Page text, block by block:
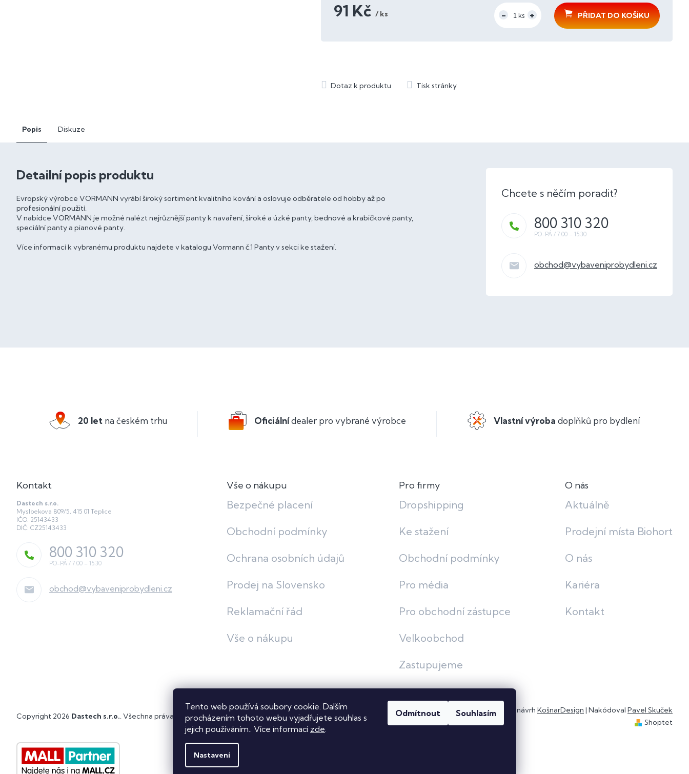
Tento web používá soubory cookie. Dalším
procházením tohoto webu vyjadřujete souhlas s
jejich používáním.. Více informací zde.
Nastavení
Odmítnout Souhlasím
91 Kč / ks
PŘIDAT DO KOŠÍKU
Popis Diskuze
Detailní popis produktu
Evropský výrobce VORMANN vyrábí široký sortiment kvalitního kování a oslovuje odběratele od hobby až po
profesionální použití.
V nabídce VORMANN je možné nalézt nejrůznější panty k navaření, široké a úzké panty, bednové a krabičkové panty,
speciální panty a pianové panty.
Více informací k vybranému produktu najdete v katalogu Vormann č.1 Panty v sekci ke stažení.
obchod@vybaveniprobydleni.cz
800 310 320
20 let na českém trhu Oficiálnídealer pro vybrané výrobce Vlastní výroba doplňků pro bydlení
Kontakt
Dastech s.r.o.
Myslbekova 809/5, 415 01 Teplice
IČO: 25143433
DIČ: CZ25143433
obchod@vybaveniprobydleni.cz
800 310 320
Vše o nákupu
Bezpečné placení
Obchodní podmínky
Ochrana osobních údajů
Prodej na Slovensko
Reklamační řád
Vše o nákupu
Pro firmy
Dropshipping
Ke stažení
Obchodní podmínky
Pro média
Pro obchodní zástupce
Velkoobchod
Zastupujeme
O nás
Aktuálně
Prodejní místa Biohort
O nás
Kariéra
Kontakt
Grafický návrh KošnarDesign | Nakódoval Pavel Skuček
Shoptet
Copyright 2026 Dastech s.r.o.. Všechna práva vyhrazena.Upravit nastavení cookies